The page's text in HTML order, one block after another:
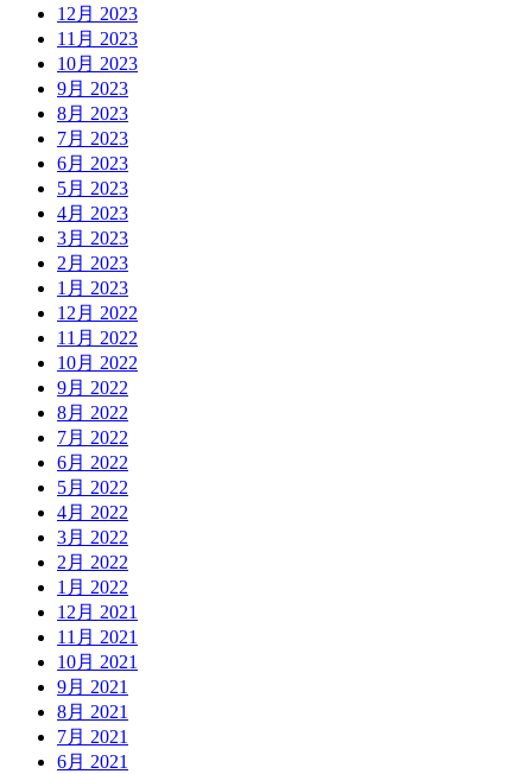
12月 2023
11月 2023
10月 2023
9月 2023
8月 2023
7月 2023
6月 2023
5月 2023
4月 2023
3月 2023
2月 2023
1月 2023
12月 2022
11月 2022
10月 2022
9月 2022
8月 2022
7月 2022
6月 2022
5月 2022
4月 2022
3月 2022
2月 2022
1月 2022
12月 2021
11月 2021
10月 2021
9月 2021
8月 2021
7月 2021
6月 2021